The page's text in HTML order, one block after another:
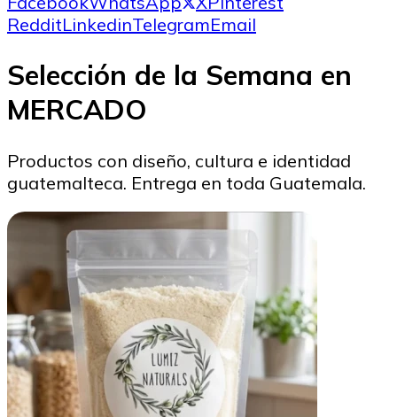
RedditLinkedinTelegramEmail
Selección de la Semana en
MERCADO
Productos con diseño, cultura e identidad
guatemalteca. Entrega en toda Guatemala.